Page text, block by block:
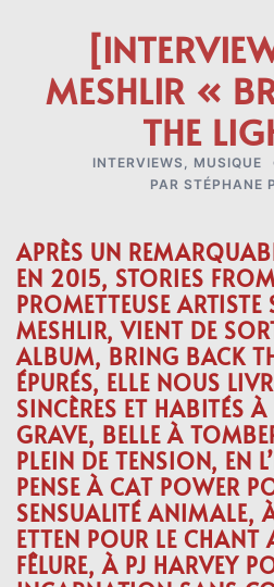
MESHLIR «
THE
INTERVIEWS MUSIQUE
PAR STÉPHANE
APRÈS UN
EN 2015, STORIES
PROMETTEUSE ARTISTE
MESHLIR, VIENT DE
ALBUM, BRING BACK
ÉPURÉS, ELLE NOUS
SINCÈRES ET HABITÉS À
GRAVE, BELLE À
PLEIN DE TENSION, EN
PENSE À CAT POWER
SENSUALITÉ ANIMALE,
ETTEN POUR LE CHANT
FÊLURE, À PJ HARVEY